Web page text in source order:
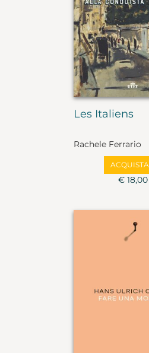
Les Italiens
Rachele Ferrario
ACQUISTA
€ 18,00